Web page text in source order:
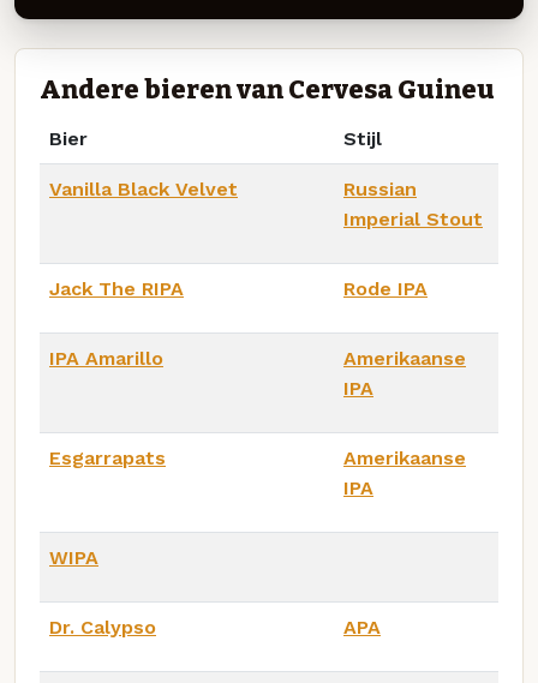
Andere bieren van Cervesa Guineu
Bier Stijl
Vanilla Black Velvet
Russian
Imperial Stout
Jack The RIPA Rode IPA
IPA Amarillo
Amerikaanse
IPA
Esgarrapats
Amerikaanse
IPA
WIPA
Dr. Calypso APA